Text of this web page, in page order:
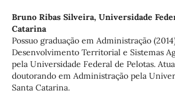
Bruno Ribas Silveira, Universidade
Catarina
Possuo graduação em Administração
Desenvolvimento Territorial e Sistemas
pela Universidade Federal de Pelotas.
doutorando em Administração pela
Santa Catarina.